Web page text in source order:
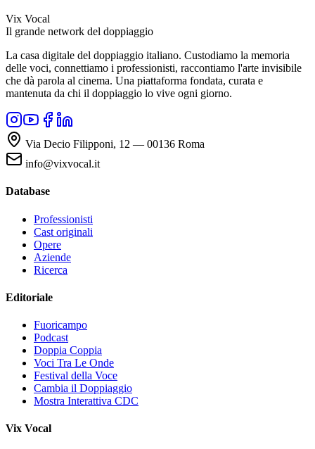
Vix Vocal
Il grande network del doppiaggio
La casa digitale del doppiaggio italiano. Custodiamo la memoria
delle voci, connettiamo i professionisti, raccontiamo l'arte invisibile
che dà parola al cinema. Una piattaforma fondata, curata e
mantenuta da chi il doppiaggio lo vive ogni giorno.
Via Decio Filipponi, 12 — 00136 Roma
info@vixvocal.it
Database
Professionisti
Cast originali
Opere
Aziende
Ricerca
Editoriale
Fuoricampo
Podcast
Doppia Coppia
Voci Tra Le Onde
Festival della Voce
Cambia il Doppiaggio
Mostra Interattiva CDC
Vix Vocal